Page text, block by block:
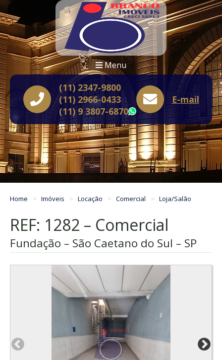
Menu
(11) 2347-9800
(11) 2966-0433
(11) 9 3807-6870
WhatsApp
E-mail
Home Imóveis Locação Comercial Loja/Salão
REF: 1282 – Comercial
Fundação – São Caetano do Sul – SP